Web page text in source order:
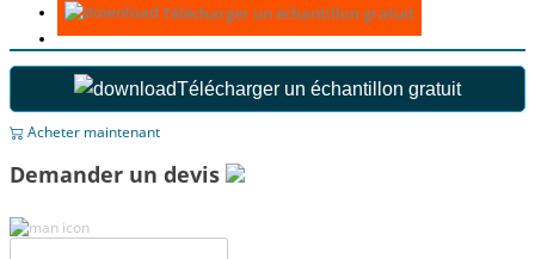
Télécharger un échantillon gratuit
Télécharger un échantillon gratuit
Acheter maintenant
Demander un devis